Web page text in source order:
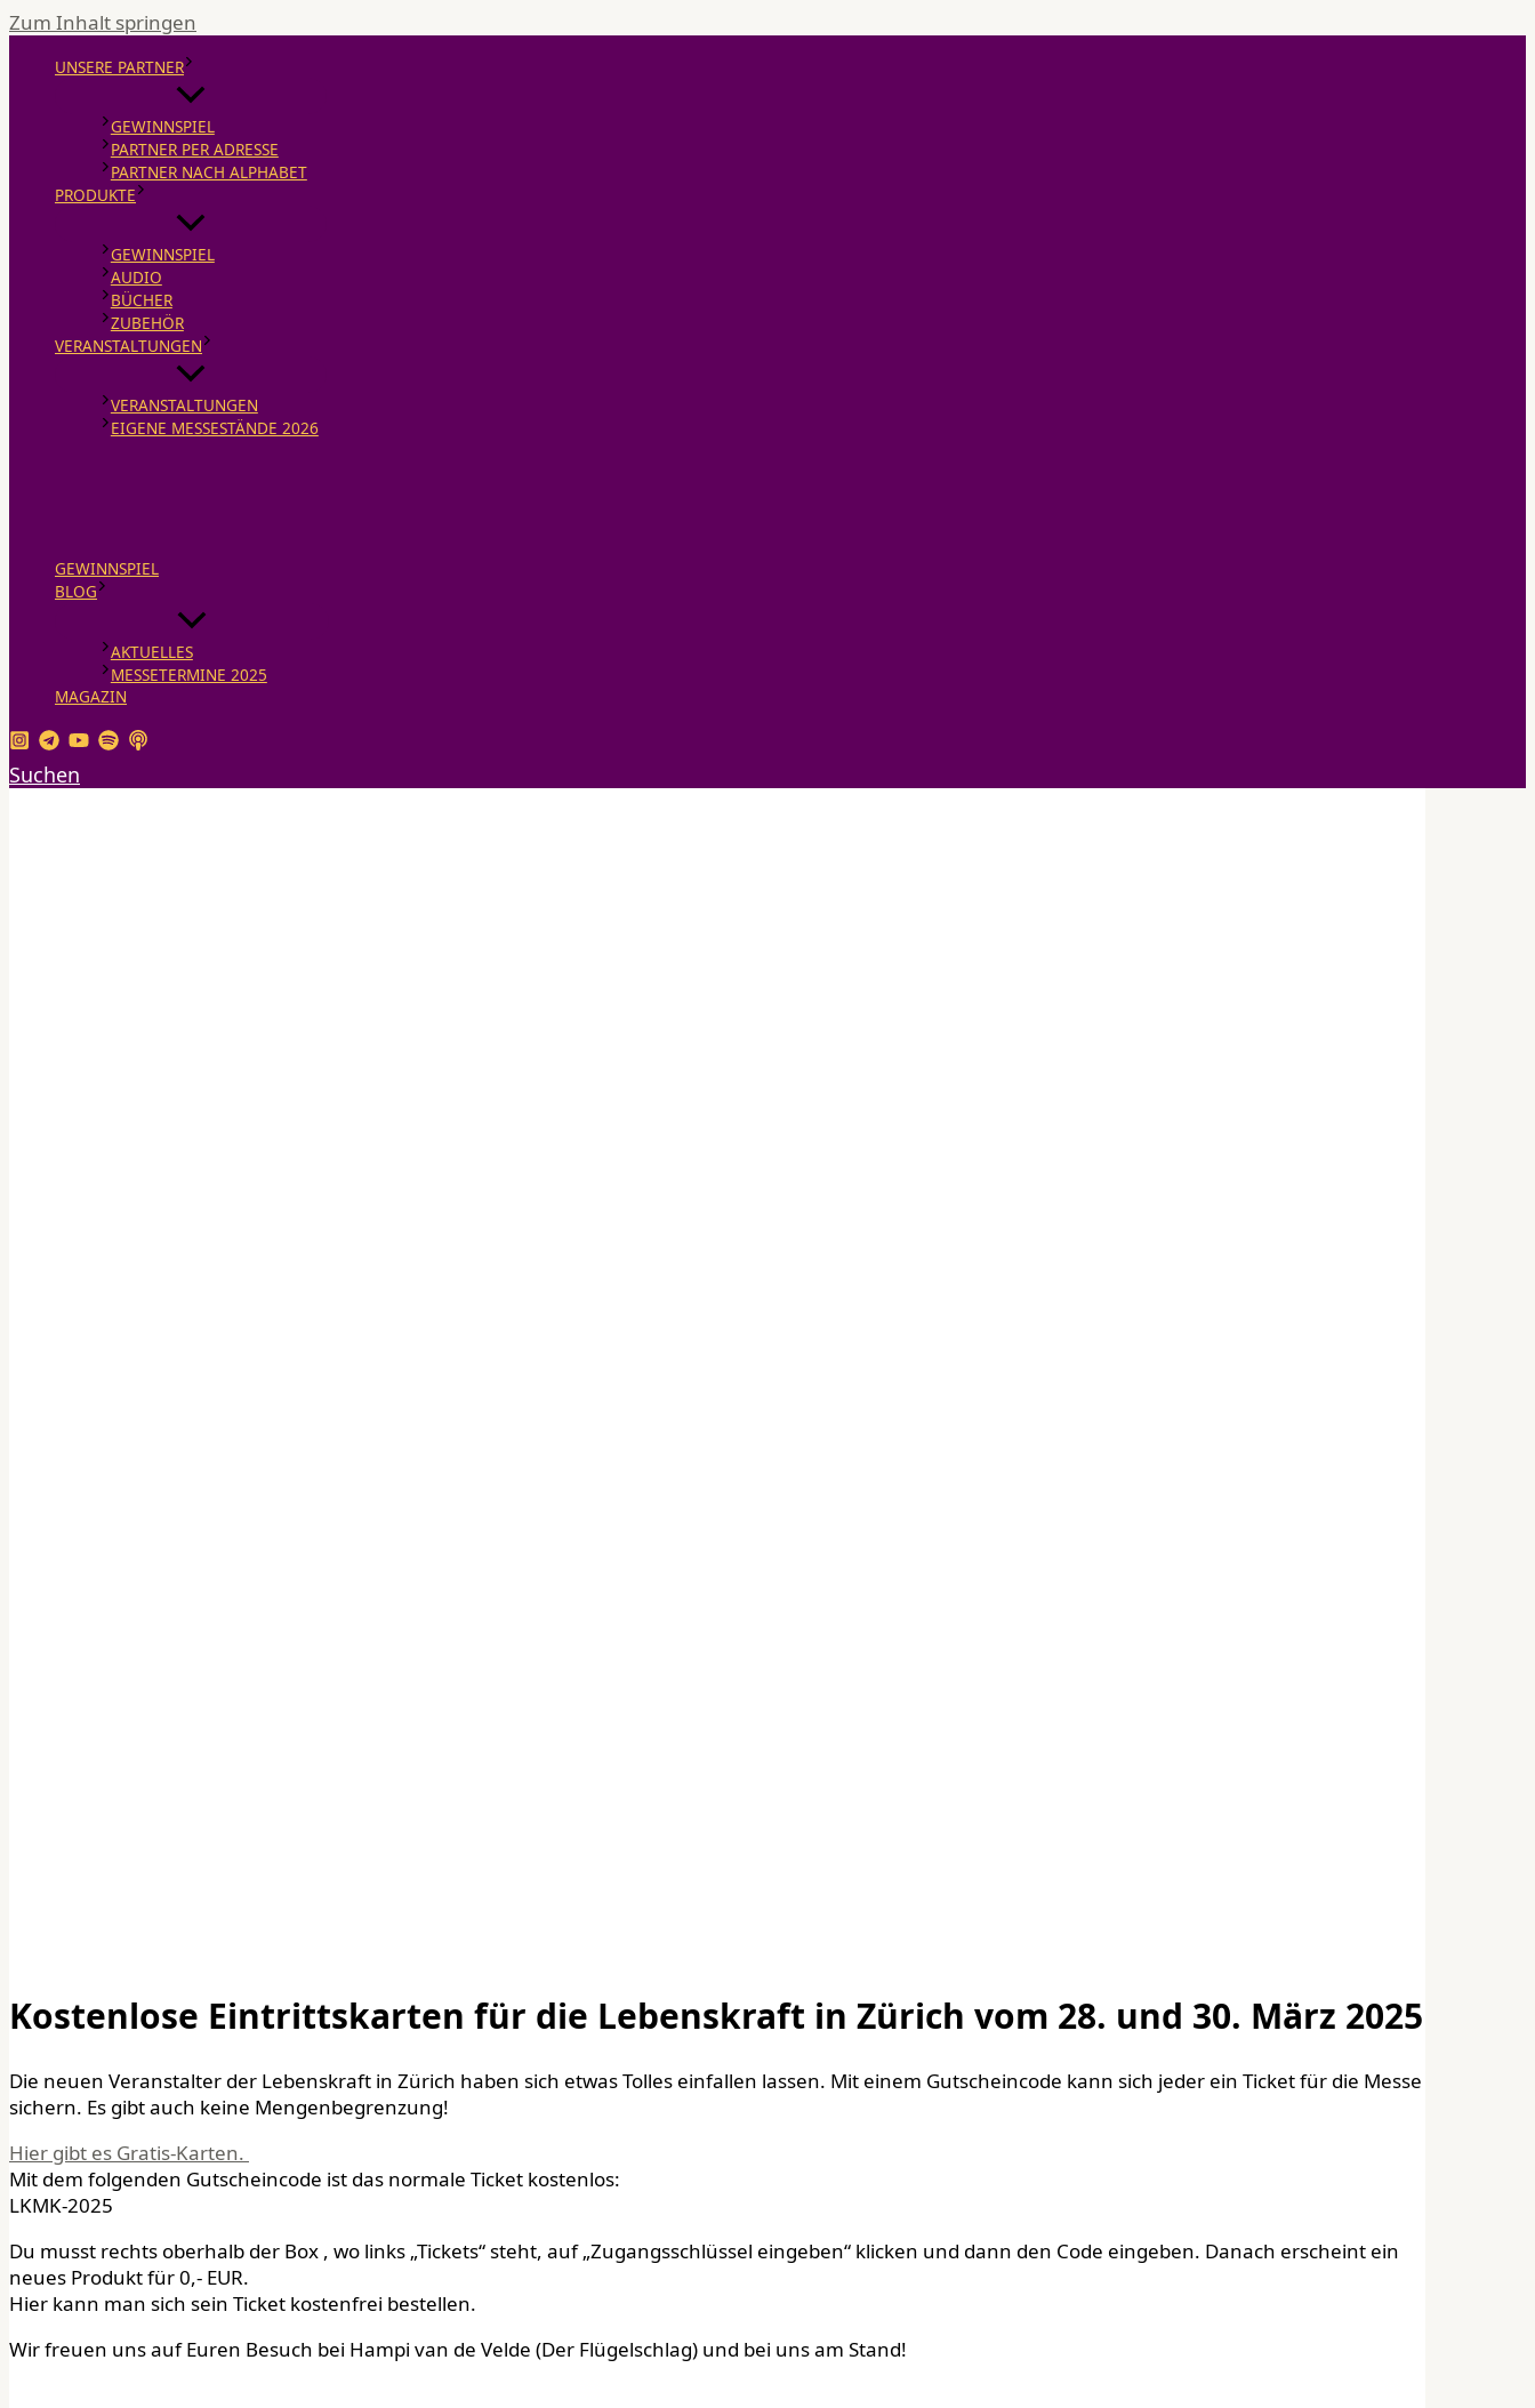
Zum Inhalt springen
UNSERE PARTNER
GEWINNSPIEL
PARTNER PER ADRESSE
PARTNER NACH ALPHABET
PRODUKTE
GEWINNSPIEL
AUDIO
BÜCHER
ZUBEHÖR
VERANSTALTUNGEN
VERANSTALTUNGEN
EIGENE MESSESTÄNDE 2026
GEWINNSPIEL
BLOG
AKTUELLES
MESSETERMINE 2025
MAGAZIN
Suchen
Kostenlose Eintrittskarten für die Lebenskraft in Zürich vom 28. und 30. März 2025
Die neuen Veranstalter der Lebenskraft in Zürich haben sich etwas Tolles einfallen lassen. Mit einem Gutscheincode kann sich jeder ein Ticket für die Messe
sichern. Es gibt auch keine Mengenbegrenzung!
Hier gibt es Gratis-Karten.
Mit dem folgenden Gutscheincode ist das normale Ticket kostenlos:
LKMK-2025
Du musst rechts oberhalb der Box , wo links „Tickets“ steht, auf „Zugangsschlüssel eingeben“ klicken und dann den Code eingeben. Danach erscheint ein
neues Produkt für 0,- EUR.
Hier kann man sich sein Ticket kostenfrei bestellen.
Wir freuen uns auf Euren Besuch bei Hampi van de Velde (Der Flügelschlag) und bei uns am Stand!